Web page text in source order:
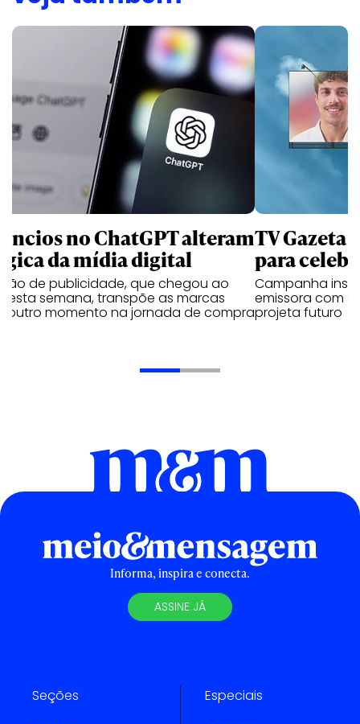
no ChatGPT alteram
da mídia digital
de publicidade, que chegou ao
esta semana, transpõe as marcas
outro momento na jornada de compra
TV Gazeta
para
Campanha
emissora com
projeta futuro
Informa, inspira e conecta.
ASSINE JÁ
Seções Especiais